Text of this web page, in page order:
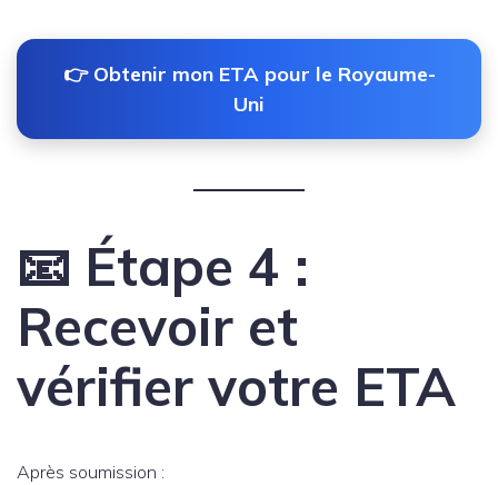
👉 Obtenir mon ETA pour le Royaume-
Uni
📧 Étape 4 :
Recevoir et
vérifier votre ETA
Après soumission :